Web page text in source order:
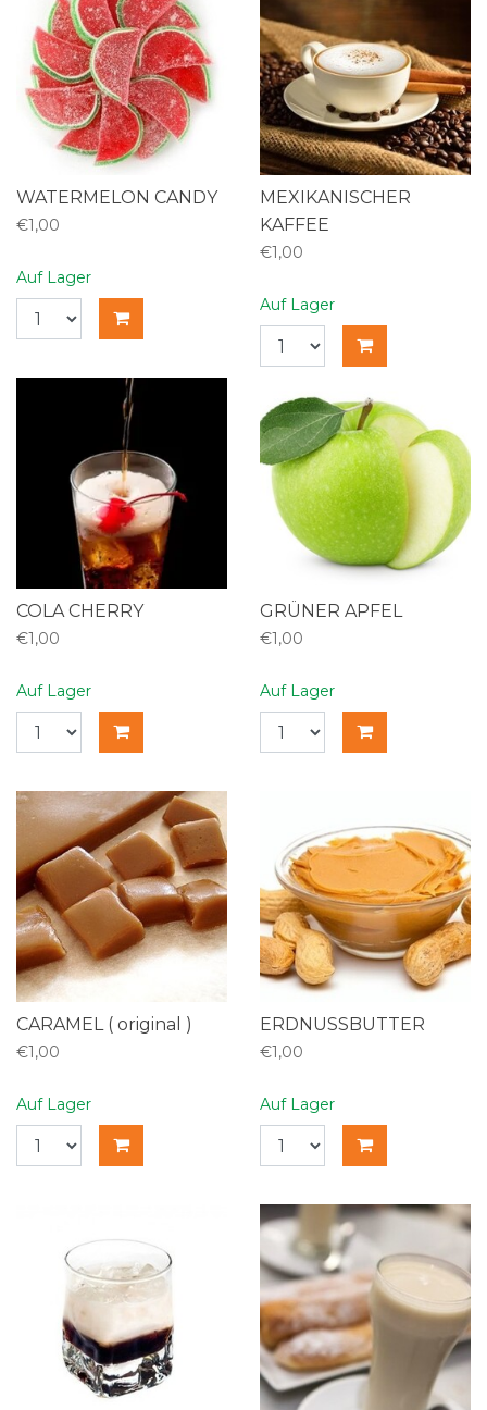
WATERMELON CANDY
€1,00
Auf Lager
MEXIKANISCHER
KAFFEE
€1,00
Auf Lager
COLA CHERRY
€1,00
Auf Lager
GRÜNER APFEL
€1,00
Auf Lager
CARAMEL ( original )
€1,00
Auf Lager
ERDNUSSBUTTER
€1,00
Auf Lager